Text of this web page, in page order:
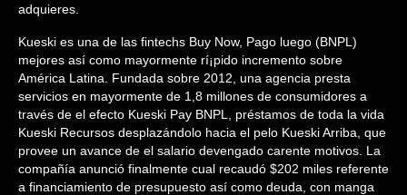
adquieres.
Kueski es una de las fintechs Buy Now, Pago luego (BNPL)
mejores así­ como mayormente rí¡pido incremento sobre
América Latina. Fundada sobre 2012, una agencia presta
servicios en mayormente de 1,8 millones de consumidores a
través de el efecto Kueski Pay BNPL, préstamos de toda la vida
Kueski Recursos desplazándolo hacia el pelo Kueski Arriba, que
provee un avance de el salario devengado carente motivos. La
compañía anunció finalmente cual recaudó $202 miles referente
a financiamiento de presupuesto así­ como deuda, con manga